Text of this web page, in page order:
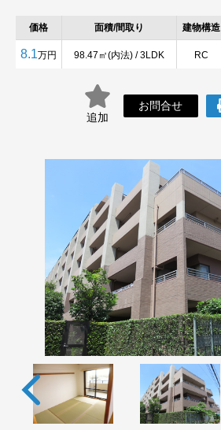
価格 面積/間取り 建物構造
8.1万円 98.47㎡(内法) / 3LDK RC
追加
お問合せ